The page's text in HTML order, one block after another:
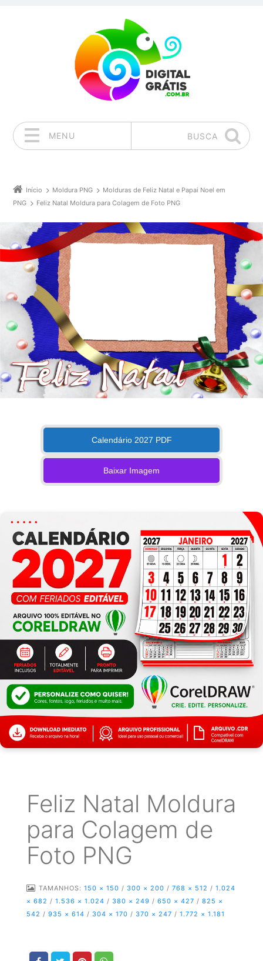
MENU BUSCA
Início Moldura PNG
Molduras de Feliz Natal e Papai Noel em
PNG
Feliz Natal Moldura para Colagem de Foto PNG
Calendário 2027 PDF
Baixar Imagem
Feliz Natal Moldura
para Colagem de
Foto PNG
TAMANHOS: 150 × 150 / 300 × 200 / 768 × 512 / 1.024
× 682 / 1.536 × 1.024 / 380 × 249 / 650 × 427 / 825 ×
542 / 935 × 614 / 304 × 170 / 370 × 247 / 1.772 × 1.181